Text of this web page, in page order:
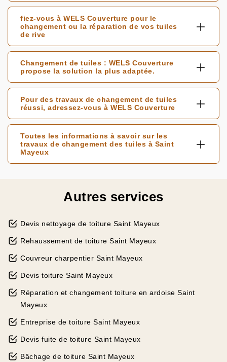
fiez-vous à WELS Couverture pour le
changement ou la réparation de vos tuiles
de rive
Changement de tuiles : WELS Couverture
propose la solution la plus adaptée.
Pour des travaux de changement de tuiles
réussi, adressez-vous à WELS Couverture
Toutes les informations à savoir sur les
travaux de changement des tuiles à Saint
Mayeux
Autres services
Devis nettoyage de toiture Saint Mayeux
Rehaussement de toiture Saint Mayeux
Couvreur charpentier Saint Mayeux
Devis toiture Saint Mayeux
Réparation et changement toiture en ardoise Saint
Mayeux
Entreprise de toiture Saint Mayeux
Devis fuite de toiture Saint Mayeux
Bâchage de toiture Saint Mayeux